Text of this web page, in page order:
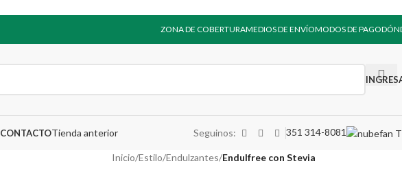
ZONA DE COBERTURAMEDIOS DE ENVÍOMODOS DE PAGO
CONTACTOTienda anterior Seguinos: 351 314-8081
Inicio/Estilo/Endulzantes/Endulfree con Stevia